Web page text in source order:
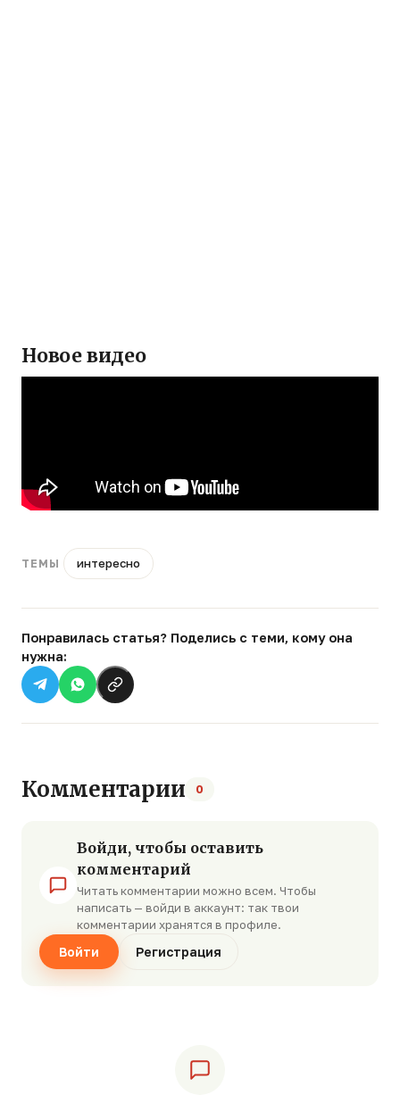
Новое видео
ТЕМЫ интересно
Понравилась статья? Поделись с теми, кому она
нужна:
Комментарии 0
Войди, чтобы оставить
комментарий
Читать комментарии можно всем. Чтобы
написать — войди в аккаунт: так твои
комментарии хранятся в профиле.
Войти Регистрация